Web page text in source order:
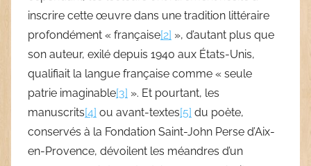
inscrire cette œuvre dans une tradition littéraire
profondément « française[2] », d’autant plus que
son auteur, exilé depuis 1940 aux États-Unis,
qualifiait la langue française comme « seule
patrie imaginable[3] ». Et pourtant, les
manuscrits[4] ou avant-textes[5] du poète,
conservés à la Fondation Saint-John Perse d’Aix-
en-Provence, dévoilent les méandres d’un